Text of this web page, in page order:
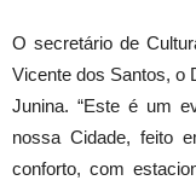
O secretário de
Vicente dos Santos, o
Junina. “Este é um
nossa Cidade, feito
conforto, com